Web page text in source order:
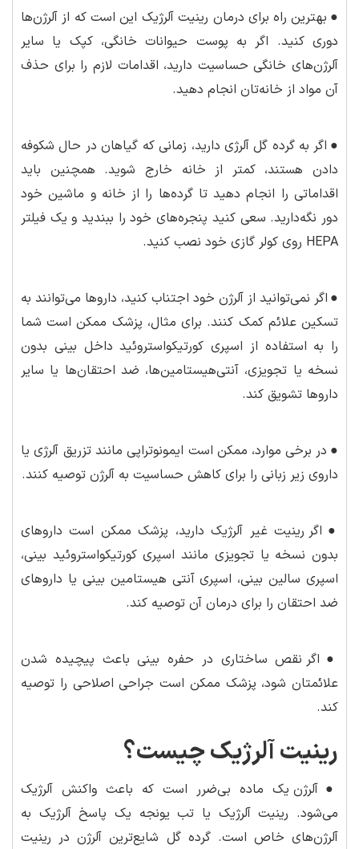
● بهترین راه برای درمان رینیت آلرژیک این است که از آلرژن‌ها
دوری کنید. اگر به پوست حیوانات خانگی، کپک یا سایر
آلرژن‌های خانگی حساسیت دارید، اقدامات لازم را برای حذف
آن مواد از خانه‌تان انجام دهید.
● اگر به گرده گل آلرژی دارید، زمانی که گیاهان در حال شکوفه
دادن هستند، کمتر از خانه خارج شوید. همچنین باید
اقداماتی را انجام دهید تا گرده‌ها را از خانه و ماشین خود
دور نگه‌دارید. سعی کنید پنجره‌های خود را ببندید و یک فیلتر
HEPA روی کولر گازی خود نصب کنید.
● اگر نمی‌توانید از آلرژن خود اجتناب کنید، داروها می‌توانند به
تسکین علائم کمک کنند. برای مثال، پزشک ممکن است شما
را به استفاده از اسپری کورتیکواستروئید داخل بینی بدون
نسخه یا تجویزی، آنتی‌هیستامین‌ها، ضد احتقان‌ها یا سایر
داروها تشویق کند.
● در برخی موارد، ممکن است ایمونوتراپی مانند تزریق آلرژی یا
داروی زیر زبانی را برای کاهش حساسیت به آلرژن توصیه کنند.
● اگر رینیت غیر آلرژیک دارید، پزشک ممکن است داروهای
بدون نسخه یا تجویزی مانند اسپری کورتیکواستروئید بینی،
اسپری سالین بینی، اسپری آنتی هیستامین بینی یا داروهای
ضد احتقان را برای درمان آن توصیه کند.
● اگر نقص ساختاری در حفره بینی باعث پیچیده شدن
علائمتان شود، پزشک ممکن است جراحی اصلاحی را توصیه
کند.
رینیت آلرژیک چیست؟
● آلرژن یک ماده بی‌ضرر است که باعث واکنش آلرژیک
می‌شود. رینیت آلرژیک یا تب یونجه یک پاسخ آلرژیک به
آلرژن‌های خاص است. گرده گل شایع‌ترین آلرژن در رینیت